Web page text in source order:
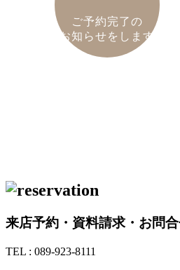
ご予約完了の
お知らせをします
来店予約・資料請求・お問
TEL : 089-923-8111